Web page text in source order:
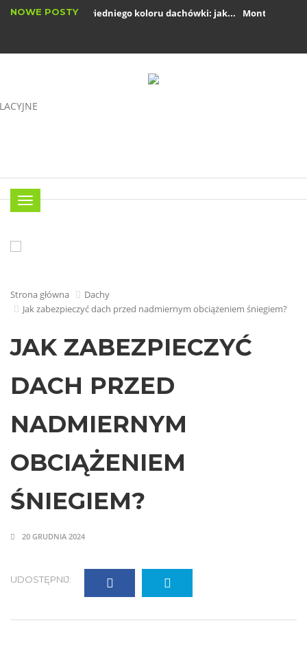
NOWE POSTY
Wybór odpowiedniego koloru dachówki: jak...
Montaż rynien
Menu
Strona główna
Dachy
Jak zabezpieczyć dach przed nadmiernym obciążeniem śniegiem?
JAK ZABEZPIECZYĆ
DACH PRZED
NADMIERNYM
OBCIĄŻENIEM
ŚNIEGIEM?
20 GRUDNIA 2024
UDOSTĘPNIJ: